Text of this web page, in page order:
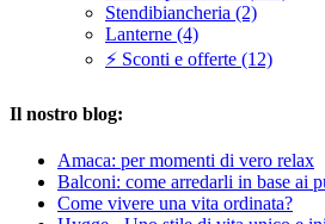
Stendibiancheria (2)
Lanterne (4)
⚡ Sconti e offerte (12)
Il nostro blog:
Amaca: per momenti di vero relax
Balconi: come arredarli in base ai
Come vivere una vita ordinata?